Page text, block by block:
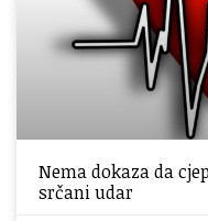
Nema dokaza da
srčani udar